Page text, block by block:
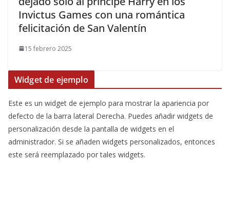
Invictus Games con una romántica
felicitación de San Valentín
15 febrero 2025
Widget de ejemplo
Este es un widget de ejemplo para mostrar la apariencia por
defecto de la barra lateral Derecha. Puedes añadir widgets de
personalización desde la pantalla de widgets en el
administrador. Si se añaden widgets personalizados, entonces
este será reemplazado por tales widgets.